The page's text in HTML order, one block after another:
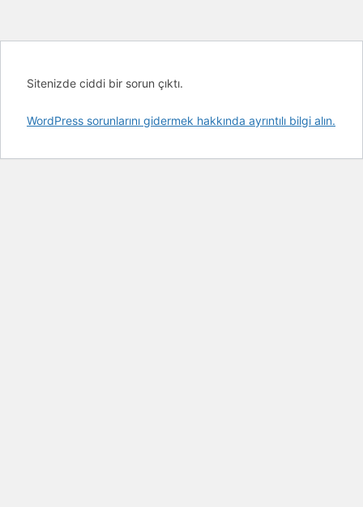
Sitenizde ciddi bir sorun çıktı.
WordPress sorunlarını gidermek hakkında ayrıntılı bilgi alın.